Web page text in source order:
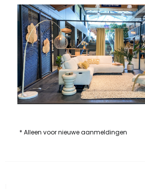
* Alleen voor nieuwe aanmeldingen